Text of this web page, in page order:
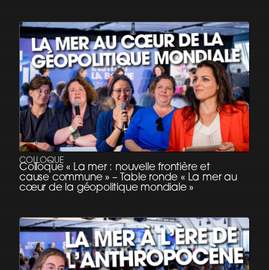
COLLOQUE
Colloque « La mer : nouvelle frontière et
cause commune » – Table ronde « La mer au
cœur de la géopolitique mondiale »